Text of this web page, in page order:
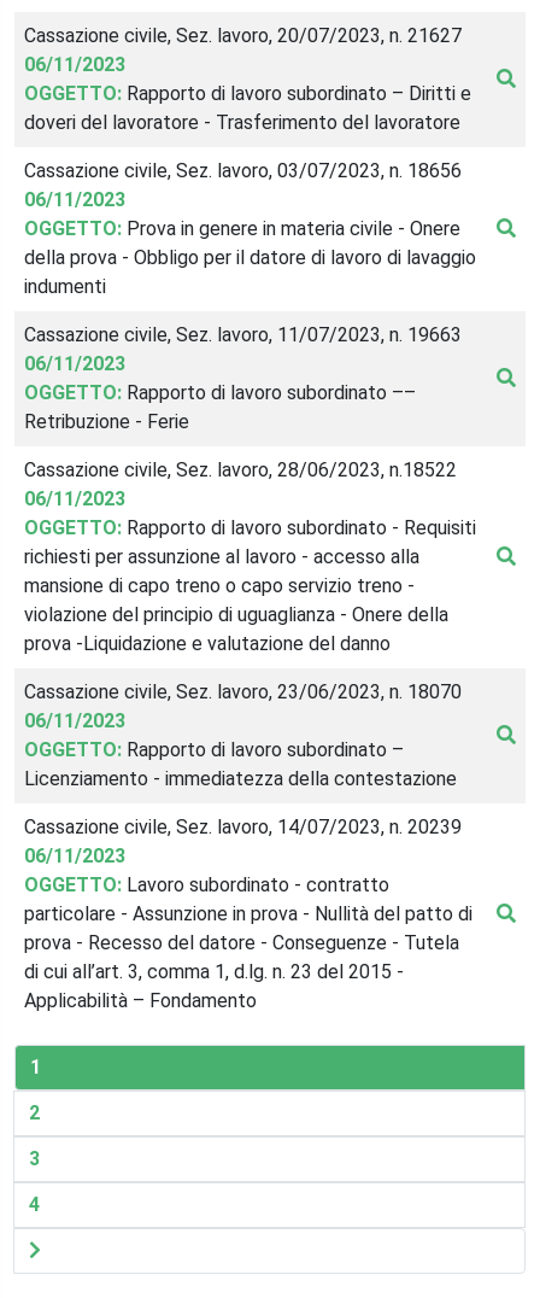
Cassazione civile, Sez. lavoro, 20/07/2023, n. 21627
06/11/2023
OGGETTO: Rapporto di lavoro subordinato – Diritti e
doveri del lavoratore - Trasferimento del lavoratore
Cassazione civile, Sez. lavoro, 03/07/2023, n. 18656
06/11/2023
OGGETTO: Prova in genere in materia civile - Onere
della prova - Obbligo per il datore di lavoro di lavaggio
indumenti
Cassazione civile, Sez. lavoro, 11/07/2023, n. 19663
06/11/2023
OGGETTO: Rapporto di lavoro subordinato ––
Retribuzione - Ferie
Cassazione civile, Sez. lavoro, 28/06/2023, n.18522
06/11/2023
OGGETTO: Rapporto di lavoro subordinato - Requisiti
richiesti per assunzione al lavoro - accesso alla
mansione di capo treno o capo servizio treno -
violazione del principio di uguaglianza - Onere della
prova -Liquidazione e valutazione del danno
Cassazione civile, Sez. lavoro, 23/06/2023, n. 18070
06/11/2023
OGGETTO: Rapporto di lavoro subordinato –
Licenziamento - immediatezza della contestazione
Cassazione civile, Sez. lavoro, 14/07/2023, n. 20239
06/11/2023
OGGETTO: Lavoro subordinato - contratto
particolare - Assunzione in prova - Nullità del patto di
prova - Recesso del datore - Conseguenze - Tutela
di cui all’art. 3, comma 1, d.lg. n. 23 del 2015 -
Applicabilità – Fondamento
1
2
3
4
Pagina
successiva